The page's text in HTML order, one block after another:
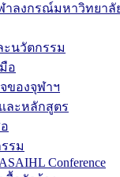
าลงกรณ์มหาวิทยาลั
ะนวัตกรรม
อ
ของจุฬาฯ
ละหลักสูตร
รม
Conference